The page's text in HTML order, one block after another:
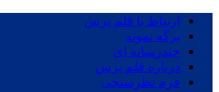
ارتباط با قلم پرس
برگه نمونه
چندرسانه ای
درباره قلم پرس
فرم نظرسنجی